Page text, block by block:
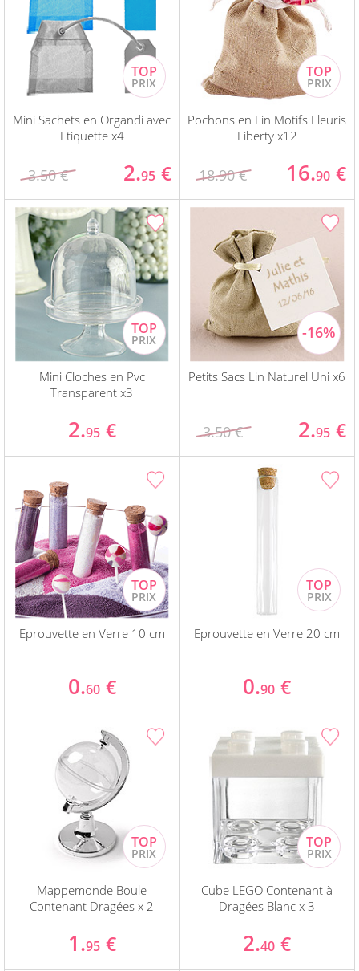
Mini Sachets en Organdi avec
Etiquette x4
3.50 € 2.95 €
Pochons en Lin Motifs Fleuris
Liberty x12
18.90 € 16.90 €
Mini Cloches en Pvc
Transparent x3
2.95 €
Petits Sacs Lin Naturel Uni x6
3.50 € 2.95 €
Eprouvette en Verre 10 cm
0.60 €
Eprouvette en Verre 20 cm
0.90 €
Mappemonde Boule
Contenant Dragées x 2
1.95 €
Cube LEGO Contenant à
Dragées Blanc x 3
2.40 €